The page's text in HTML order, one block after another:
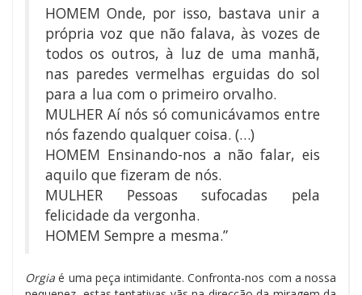
HOMEM Onde, por isso, bastava unir a
própria voz que não falava, às vozes de
todos os outros, à luz de uma manhã,
nas paredes vermelhas erguidas do sol
para a lua com o primeiro orvalho.
MULHER Aí nós só comunicávamos entre
nós fazendo qualquer coisa. (…)
HOMEM Ensinando-nos a não falar, eis
aquilo que fizeram de nós.
MULHER Pessoas sufocadas pela
felicidade da vergonha.
HOMEM Sempre a mesma.”
Orgia é uma peça intimidante. Confronta-nos com a nossa